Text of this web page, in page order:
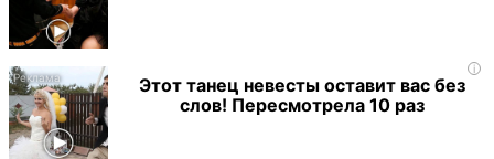
i
Этот танец невесты оставит вас без
слов! Пересмотрела 10 раз